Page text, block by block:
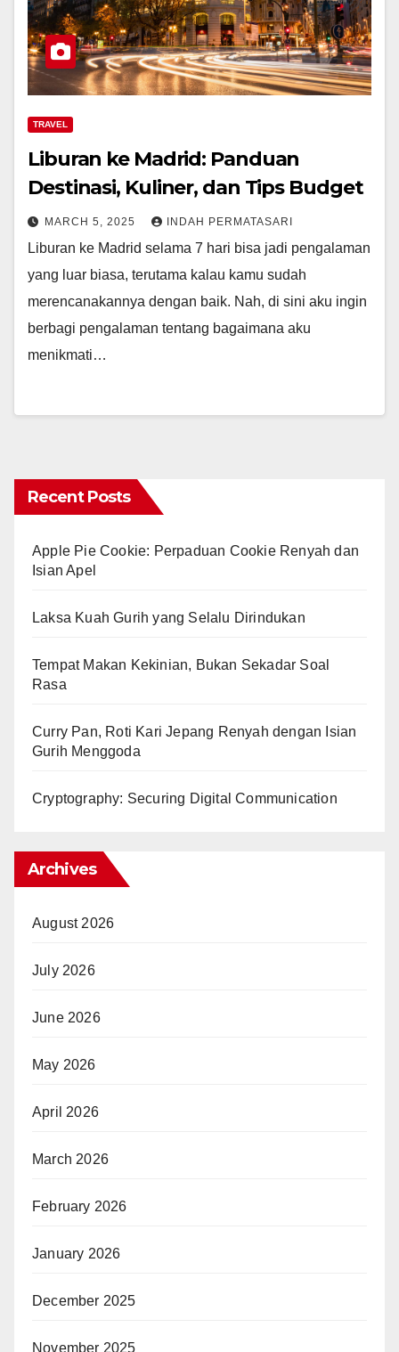
TRAVEL
Liburan ke Madrid: Panduan
Destinasi, Kuliner, dan Tips Budget
MARCH 5, 2025 INDAH PERMATASARI
Liburan ke Madrid selama 7 hari bisa jadi pengalaman
yang luar biasa, terutama kalau kamu sudah
merencanakannya dengan baik. Nah, di sini aku ingin
berbagi pengalaman tentang bagaimana aku
menikmati…
Recent Posts
Apple Pie Cookie: Perpaduan Cookie Renyah dan
Isian Apel
Laksa Kuah Gurih yang Selalu Dirindukan
Tempat Makan Kekinian, Bukan Sekadar Soal
Rasa
Curry Pan, Roti Kari Jepang Renyah dengan Isian
Gurih Menggoda
Cryptography: Securing Digital Communication
Archives
August 2026
July 2026
June 2026
May 2026
April 2026
March 2026
February 2026
January 2026
December 2025
November 2025